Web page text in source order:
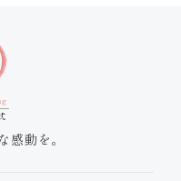
感動を。